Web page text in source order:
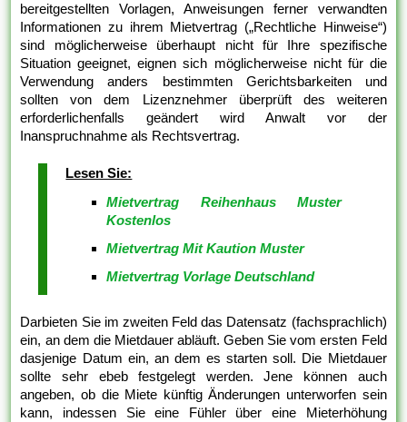
bereitgestellten Vorlagen, Anweisungen ferner verwandten
Informationen zu ihrem Mietvertrag („Rechtliche Hinweise“)
sind möglicherweise überhaupt nicht für Ihre spezifische
Situation geeignet, eignen sich möglicherweise nicht für die
Verwendung anders bestimmten Gerichtsbarkeiten und
sollten von dem Lizenznehmer überprüft des weiteren
erforderlichenfalls geändert wird Anwalt vor der
Inanspruchnahme als Rechtsvertrag.
Lesen Sie:
Mietvertrag Reihenhaus Muster
Kostenlos
Mietvertrag Mit Kaution Muster
Mietvertrag Vorlage Deutschland
Darbieten Sie im zweiten Feld das Datensatz (fachsprachlich)
ein, an dem die Mietdauer abläuft. Geben Sie vom ersten Feld
dasjenige Datum ein, an dem es starten soll. Die Mietdauer
sollte sehr ebeb festgelegt werden. Jene können auch
angeben, ob die Miete künftig Änderungen unterworfen sein
kann, indessen Sie eine Fühler über eine Mieterhöhung